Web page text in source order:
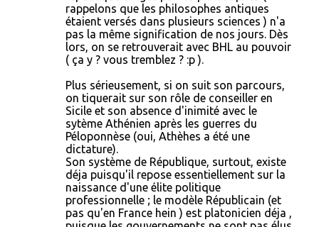
rappelons que les philosophes antiques
étaient versés dans plusieurs sciences ) n'a
pas la même signification de nos jours. Dès
lors, on se retrouverait avec BHL au pouvoir
( ça y ? vous tremblez ? :p ).
Plus sérieusement, si on suit son parcours,
on tiquerait sur son rôle de conseiller en
Sicile et son absence d'inimité avec le
sytème Athénien après les guerres du
Péloponnèse (oui, Athèhes a été une
dictature).
Son système de République, surtout, existe
déja puisqu'il repose essentiellement sur la
naissance d'une élite politique
professionnelle ; le modèle Républicain (et
pas qu'en France hein ) est platonicien déja ,